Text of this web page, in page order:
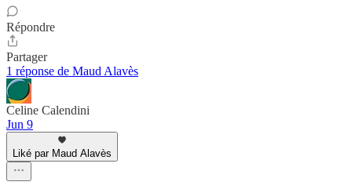
Répondre
Partager
1 réponse de Maud Alavès
Celine Calendini
Jun 9
Liké par Maud Alavès